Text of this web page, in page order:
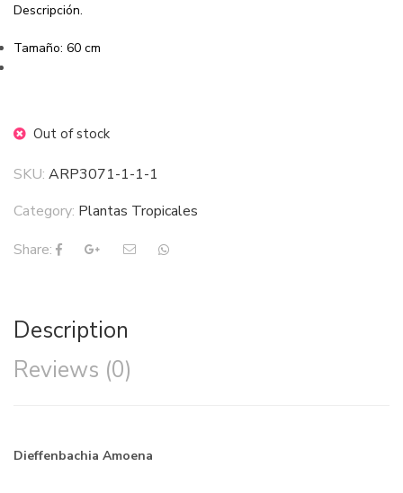
Descripción.
Tamaño: 60 cm
Out of stock
SKU: ARP3071-1-1-1
Category: Plantas Tropicales
Share:
Description
Reviews (0)
Dieffenbachia Amoena